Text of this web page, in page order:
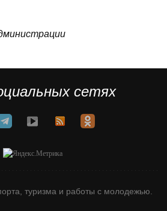
сетях
туризма и работы с молодежью.